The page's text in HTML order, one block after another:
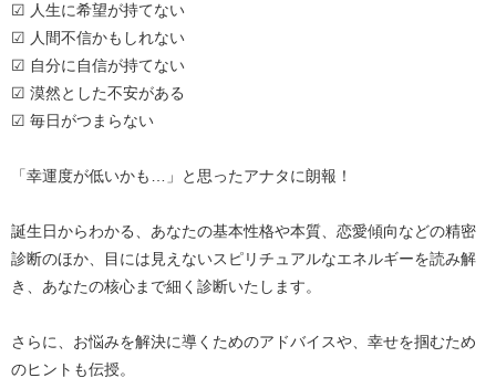
☑ 人生に希望が持てない
☑ 人間不信かもしれない
☑ 自分に自信が持てない
☑ 漠然とした不安がある
☑ 毎日がつまらない
「幸運度が低いかも…」と思ったアナタに朗報！
誕生日からわかる、あなたの基本性格や本質、恋愛傾向などの精密
診断のほか、目には見えないスピリチュアルなエネルギーを読み解
き、あなたの核心まで細く診断いたします。
さらに、お悩みを解決に導くためのアドバイスや、幸せを掴むため
のヒントも伝授。